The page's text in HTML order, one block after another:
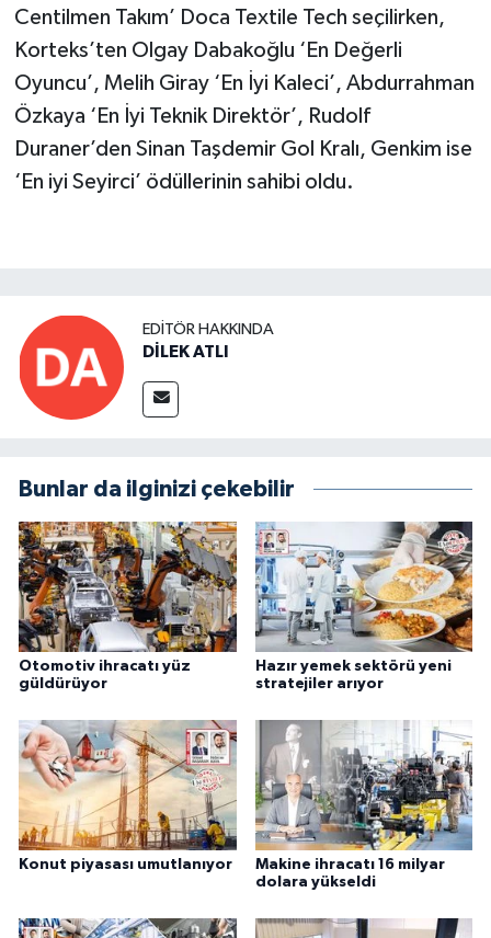
Centilmen Takım’ Doca Textile Tech seçilirken,
Korteks’ten Olgay Dabakoğlu ‘En Değerli
Oyuncu’, Melih Giray ‘En İyi Kaleci’, Abdurrahman
Özkaya ‘En İyi Teknik Direktör’, Rudolf
Duraner’den Sinan Taşdemir Gol Kralı, Genkim ise
‘En iyi Seyirci’ ödüllerinin sahibi oldu.
EDITÖR HAKKINDA
DİLEK ATLI
Bunlar da ilginizi çekebilir
Otomotiv ihracatı yüz
güldürüyor
Hazır yemek sektörü yeni
stratejiler arıyor
Konut piyasası umutlanıyor
Makine ihracatı 16 milyar
dolara yükseldi